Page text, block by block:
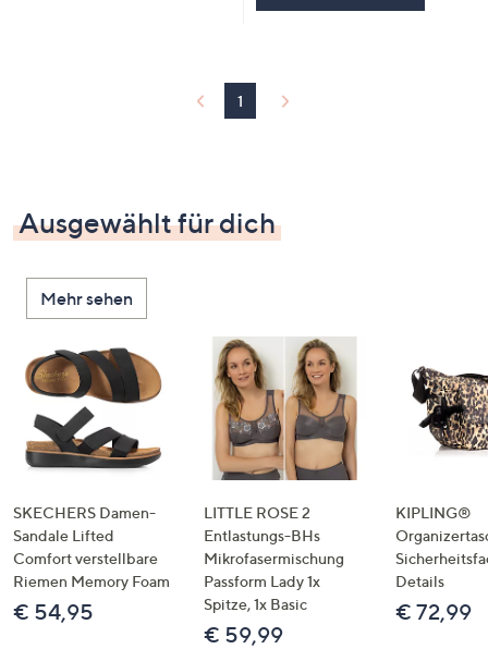
1
Ausgewählt für dich
Mehr sehen
SKECHERS Damen-
Sandale Lifted
Comfort verstellbare
Riemen Memory Foam
€ 54,95
LITTLE ROSE 2
Entlastungs-BHs
Mikrofasermischung
Passform Lady 1x
Spitze, 1x Basic
€ 59,99
KIPLING®
Details
€ 72,99